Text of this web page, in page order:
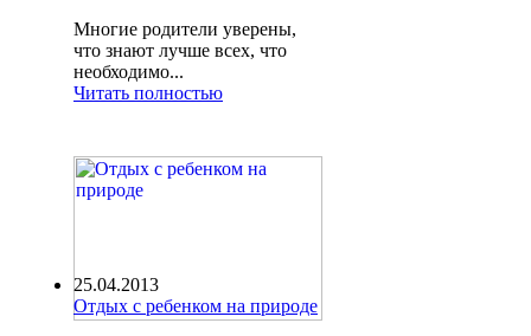
Многие родители уверены,
что знают лучше всех, что
необходимо...
Читать полностью
25.04.2013
Отдых с ребенком на природе